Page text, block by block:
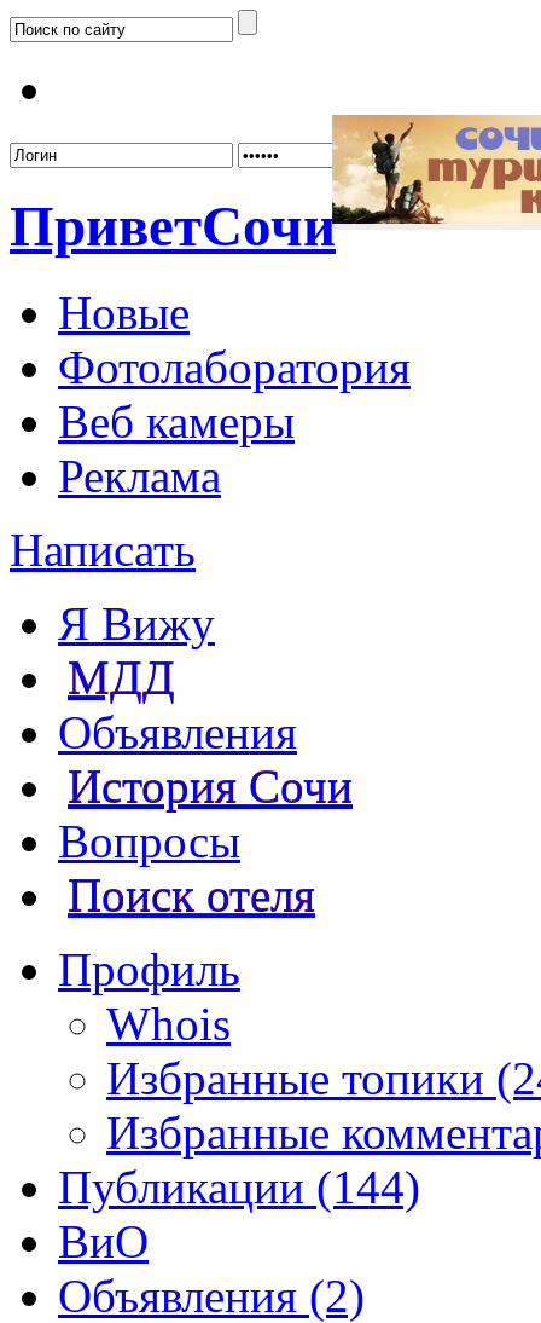
ПриветСочи
Новые
Фотолаборатория
Веб камеры
Реклама
Написать
Я Вижу
МДД
Объявления
История Сочи
Вопросы
Поиск отеля
Профиль
Whois
Избранные топики
Избранные
Публикации (144)
ВиО
Объявления (2)